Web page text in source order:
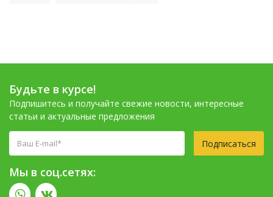
Будьте в курсе!
Подпишитесь и получайте свежие новости, интересные
статьи и актуальные предложения
Подписаться
Мы в соц.сетях: